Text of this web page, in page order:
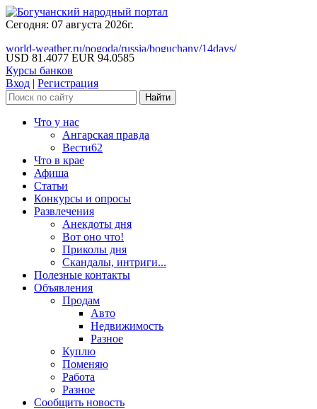
Сегодня: 07 августа 2026г.
world-weather.ru/pogoda/russia/boguchany/14days/
USD 81.4077 EUR 94.0585
Курсы банков
Вход | Регистрация
Что у нас
Ангарская правда
Вести62
Что в крае
Афиша
Статьи
Конкурсы и опросы
Развлечения
Анекдоты дня
Вот оно что!
Приколы дня
Скандалы, интриги...
Полезные контакты
Объявления
Продам
Авто
Недвижимость
Разное
Куплю
Поменяю
Работа
Разное
Сообщить новость